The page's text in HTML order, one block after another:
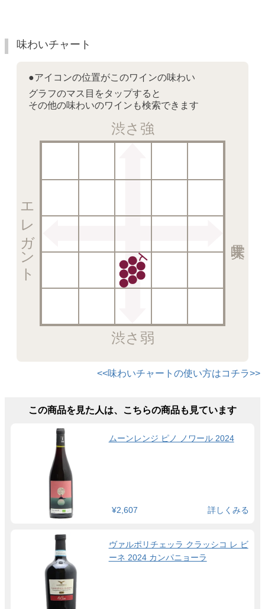
味わいチャート
●アイコンの位置がこのワインの味わい
グラフのマス目をタップすると
その他の味わいのワインも検索できます
渋さ強
渋さ弱
エレガント
<<味わいチャートの使い方はコチラ>>
この商品を見た人は、こちらの商品も見ています
ムーンレンジ ピノ ノワール 2024
¥2,607 詳しくみる
ヴァルポリチェッラ クラッシコ レ ビ
ーネ 2024 カンパニョーラ